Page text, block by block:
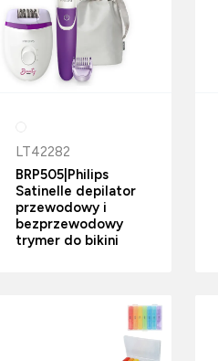
LT42282
BRP505|Philips
Satinelle depilator
przewodowy i
bezprzewodowy
trymer do bikini